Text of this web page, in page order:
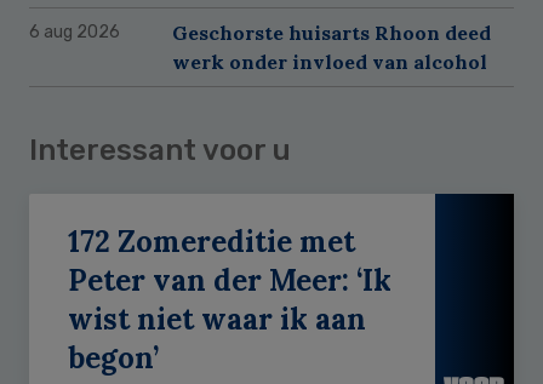
6 aug 2026
Geschorste huisarts Rhoon deed
werk onder invloed van alcohol
Interessant voor u
172 Zomereditie met
Peter van der Meer: ‘Ik
wist niet waar ik aan
begon’